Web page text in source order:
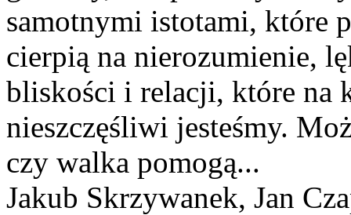
samotnymi istotami, które
cierpią na nierozumienie,
bliskości i relacji, które na
nieszczęśliwi jesteśmy.
czy walka pomogą...
Jakub Skrzywanek, Jan